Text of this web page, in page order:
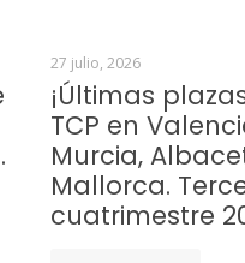
27 julio, 2026
¡Últimas
TCP en
Murcia,
Mallorca.
cuatrimestre